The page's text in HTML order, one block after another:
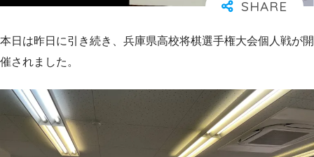
本日は昨日に引き続き、兵庫県高校将棋選手権大会個人戦が開
催されました。